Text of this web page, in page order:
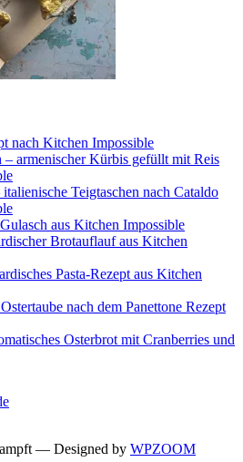
nach Kitchen Impossible
– armenischer Kürbis gefüllt mit Reis
Teigtaschen nach Cataldo
aus Kitchen Impossible
Brotauflauf aus Kitchen
Pasta-Rezept aus Kitchen
nach dem Panettone Rezept
Osterbrot mit Cranberries und
— Designed by WPZOOM